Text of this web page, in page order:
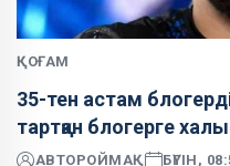
ҚОҒАМ
35-тен астам
тартқан блогерге
АВТОРОЙМАҚ БҮГІН,